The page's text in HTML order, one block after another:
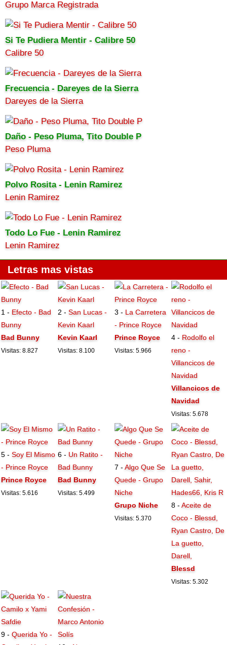
Grupo Marca Registrada
Si Te Pudiera Mentir - Calibre 50
Calibre 50
Frecuencia - Dareyes de la Sierra
Dareyes de la Sierra
Daño - Peso Pluma, Tito Double P
Peso Pluma
Polvo Rosita - Lenin Ramirez
Lenin Ramirez
Todo Lo Fue - Lenin Ramirez
Lenin Ramirez
Letras mas vistas
1 - Efecto - Bad
Bunny
Bad Bunny
Visitas: 8.827
2 -San Lucas -
Kevin Kaarl
Kevin Kaarl
Visitas: 8.100
3 - La Carretera
- Prince Royce
Prince Royce
Visitas: 5.966
4 - Rodolfo el
reno -
Villancicos de
Navidad
Villancicos de
Navidad
Visitas: 5.678
5 -Soy El Mismo
- Prince Royce
Prince Royce
Visitas: 5.616
6 - Un Ratito -
Bad Bunny
Bad Bunny
Visitas: 5.499
7 -Algo Que Se
Quede - Grupo
Niche
Grupo Niche
Visitas: 5.370
8 -Aceite de
Coco - Blessd,
Ryan Castro, De
La guetto,
Darell,
Blessd
Visitas: 5.302
9 -Querida Yo -